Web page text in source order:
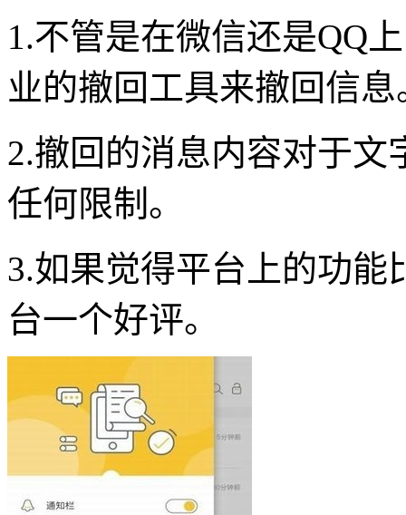
1.不管是在微信还是QQ
业的撤回工具来撤回信息
2.撤回的消息内容对于
任何限制。
3.如果觉得平台上的功
台一个好评。